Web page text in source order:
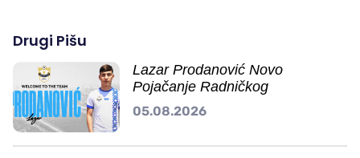
Drugi Pišu
Lazar Prodanović Novo
Pojačanje Radničkog
05.08.2026